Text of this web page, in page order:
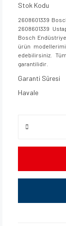
Stok Kodu
2608601339
2608601339
Bosch
ürün
edebilirsiniz.
garantilidir.
Garanti Süresi
Havale